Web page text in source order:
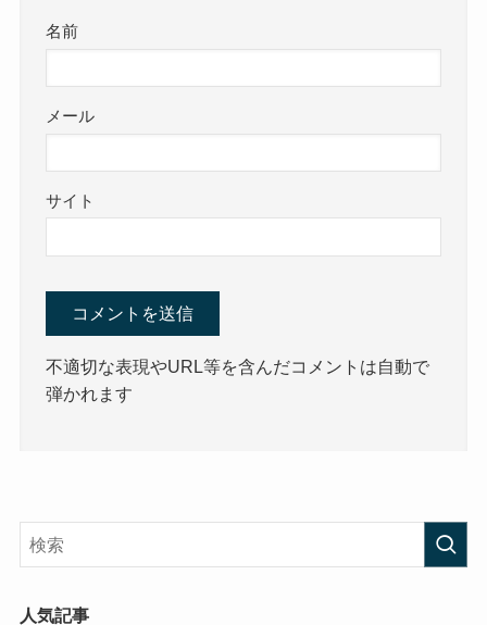
名前
メール
サイト
不適切な表現やURL等を含んだコメントは自動で
弾かれます
人気記事